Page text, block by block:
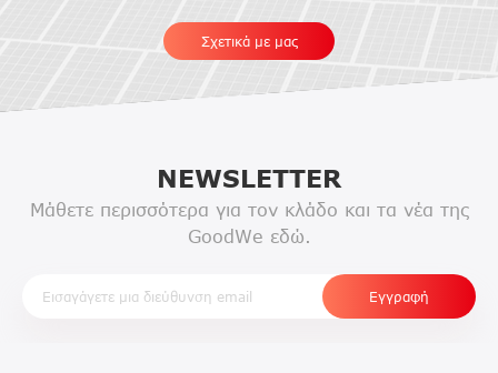
Σχετικά με μας
NEWSLETTER
Μάθετε περισσότερα για τον κλάδο και τα νέα της
GoodWe εδώ.